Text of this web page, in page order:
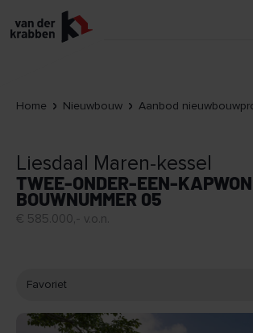
Home Nieuwbouw Aanbod
Liesdaal Maren-kessel
TWEE-ONDER-EEN-
BOUWNUMMER 05
€ 585.000,- v.o.n.
Favoriet